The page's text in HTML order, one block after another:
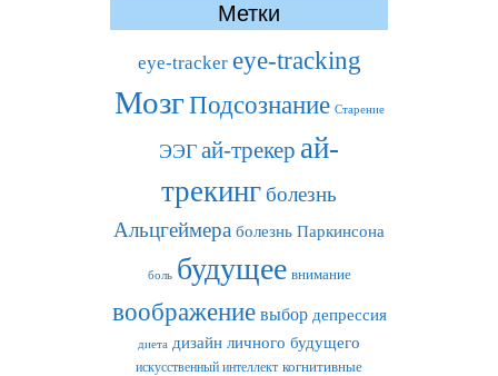
Метки
eye-tracker eye-tracking
МозгПодсознание Старение
ЭЭГ ай-трекер ай-
трекинг болезнь
Альцгеймера болезнь Паркинсона
боль будущее внимание
воображение выбор депрессия
диета дизайн личного будущего
искусственный интеллект когнитивные